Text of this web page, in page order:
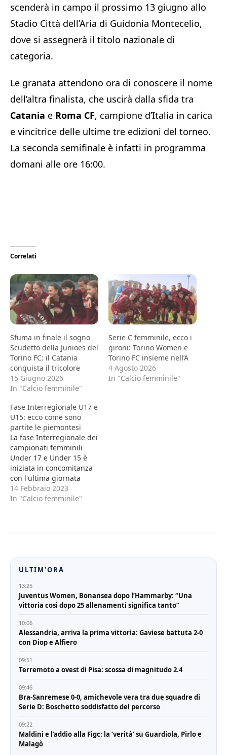
scenderà in campo il prossimo 13 giugno allo
Stadio Città dell’Aria di Guidonia Montecelio,
dove si assegnerà il titolo nazionale di
categoria.
Le granata attendono ora di conoscere il nome
dell’altra finalista, che uscirà dalla sfida tra
Catania e Roma CF, campione d’Italia in carica
e vincitrice delle ultime tre edizioni del torneo.
La seconda semifinale è infatti in programma
domani alle ore 16:00.
Correlati
Sfuma in finale il sogno
Scudetto della Junioes del
Torino FC: il Catania
conquista il tricolore
15 Giugno 2026
In "Calcio femminile"
Serie C femminile, ecco i
gironi: Torino Women e
Torino FC insieme nell’A
4 Agosto 2026
In "Calcio femminile"
Fase Interregionale U17 e
U15: ecco come sono
partite le piemontesi
La fase Interregionale dei
campionati femminili
Under 17 e Under 15 è
iniziata in concomitanza
con l'ultima giornata
della prima fase. Le
squadre piemontesi
formazioni che sono già
state grandi
14 Febbraio 2023
In "Calcio femminile"
ULTIM'ORA
13:25
Juventus Women, Bonansea dopo l’Hammarby: “Una
vittoria così dopo 25 allenamenti significa tanto”
10:06
Alessandria, arriva la prima vittoria: Gaviese battuta 2-0
con Diop e Alfiero
09:51
Terremoto a ovest di Pisa: scossa di magnitudo 2.4
09:46
Bra-Sanremese 0-0, amichevole vera tra due squadre di
Serie D: Boschetto soddisfatto del percorso
09:22
Maldini e l’addio alla Figc: la ‘verità’ su Guardiola, Pirlo e
Malagò